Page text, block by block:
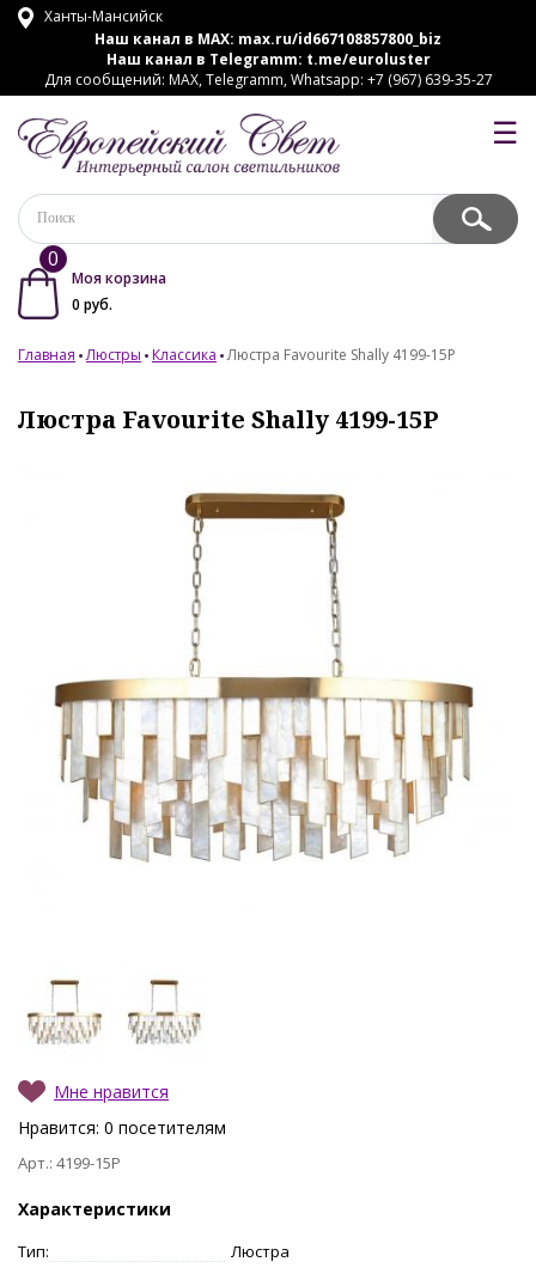
Ханты-Мансийск
Наш канал в MAX: max.ru/id667108857800_biz
Наш канал в Telegramm: t.me/euroluster
Для сообщений: MAX, Telegramm, Whatsapp: +7 (967) 639-35-27
☰
0
Моя корзина
0 руб.
Главная Люстры Классика Люстра Favourite Shally 4199-15P
Люстра Favourite Shally 4199-15P
Мне нравится
Нравится: 0 посетителям
Арт.: 4199-15P
Характеристики
Тип:
Люстра